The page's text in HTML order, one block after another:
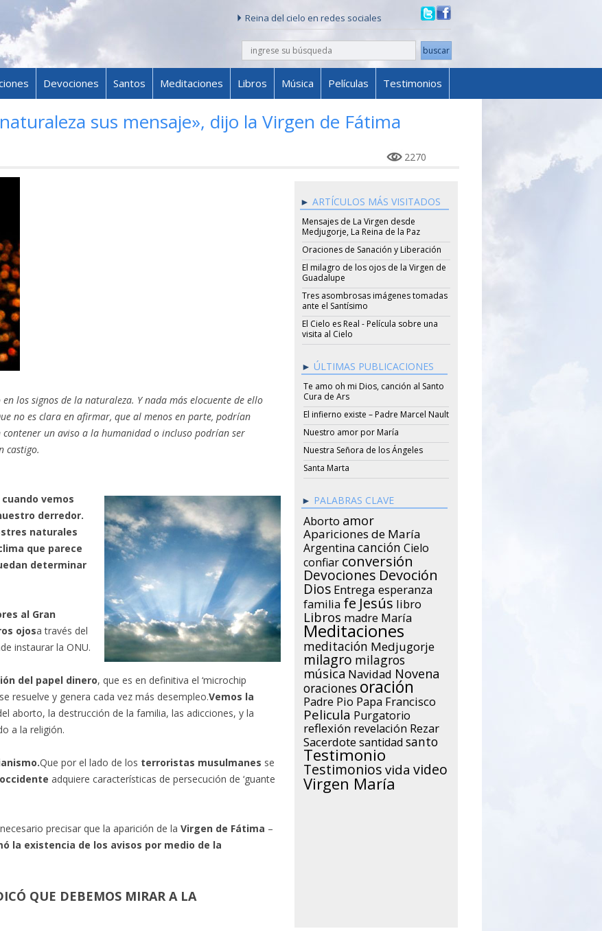
Reina del cielo en redes sociales
buscar
Skip to content
Devociones Santos Meditaciones Libros Música Películas Testimonios
sus mensaje», dijo la Virgen de Fátima
2270
en los signos de la naturaleza. Y nada más elocuente de ello
no es clara en afirmar, que al menos en parte, podrían
un aviso a la humanidad o incluso podrían ser
castigo.
vemos
derredor.
naturales
que parece
determinar
al Gran
ojosa través del
instaurar la ONU.
del papel dinero, que es en definitiva el ‘microchip
resuelve y genera cada vez más desempleo.Vemos la
aborto, la destrucción de la familia, las adicciones, y la
a la religión.
Que por el lado de los terroristas musulmanes se
adquiere características de persecución de ‘guante
precisar que la aparición de la Virgen de Fátima –
la existencia de los avisos por medio de la
QUE DEBEMOS MIRAR A LA
ARTÍCULOS MÁS VISITADOS
Mensajes de La Virgen desde
Medjugorje, La Reina de la Paz
Oraciones de Sanación y Liberación
El milagro de los ojos de la Virgen de
Guadalupe
Tres asombrosas imágenes tomadas
ante el Santísimo
El Cielo es Real - Película sobre una
visita al Cielo
ÚLTIMAS PUBLICACIONES
Te amo oh mi Dios, canción al Santo
Cura de Ars
El infierno existe – Padre Marcel Nault
Nuestro amor por María
Nuestra Señora de los Ángeles
Santa Marta
PALABRAS CLAVE
Aborto amor
Apariciones de María
Argentina canción Cielo
confiar conversión
Devociones Devoción
Dios Entrega esperanza
familia fe Jesús libro
Libros madre María
Meditaciones
meditación Medjugorje
milagro milagros
música Navidad Novena
oraciones oración
Padre Pio Papa Francisco
Pelicula Purgatorio
reflexión revelación Rezar
Sacerdote santidad santo
Testimonio
Testimonios vida video
Virgen María